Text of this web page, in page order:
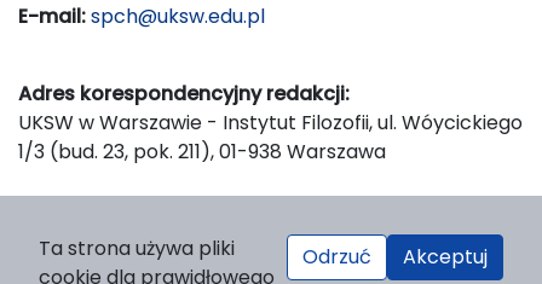
E-mail:spch@uksw.edu.pl
Adres korespondencyjny redakcji:
UKSW w Warszawie - Instytut Filozofii, ul. Wóycickiego
1/3 (bud. 23, pok. 211), 01-938 Warszawa
Wydawnictwo Naukowe UKSW, ul. Dewajtis 5, domek
Ta strona używa pliki
cookie dla prawidłowego
Odrzuć Akceptuj